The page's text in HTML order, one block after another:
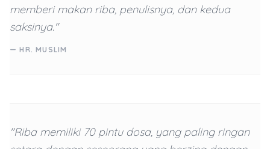
memberi makan riba, penulisnya, dan kedua
saksinya."
— HR. MUSLIM
"Riba memiliki 70 pintu dosa, yang paling ringan